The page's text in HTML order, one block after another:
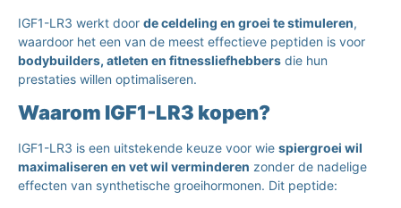
IGF1-LR3 werkt door de celdeling en groei te stimuleren,
waardoor het een van de meest effectieve peptiden is voor
bodybuilders, atleten en fitnessliefhebbers die hun
prestaties willen optimaliseren.
Waarom IGF1-LR3 kopen?
IGF1-LR3 is een uitstekende keuze voor wie spiergroei wil
maximaliseren en vet wil verminderen zonder de nadelige
effecten van synthetische groeihormonen. Dit peptide: